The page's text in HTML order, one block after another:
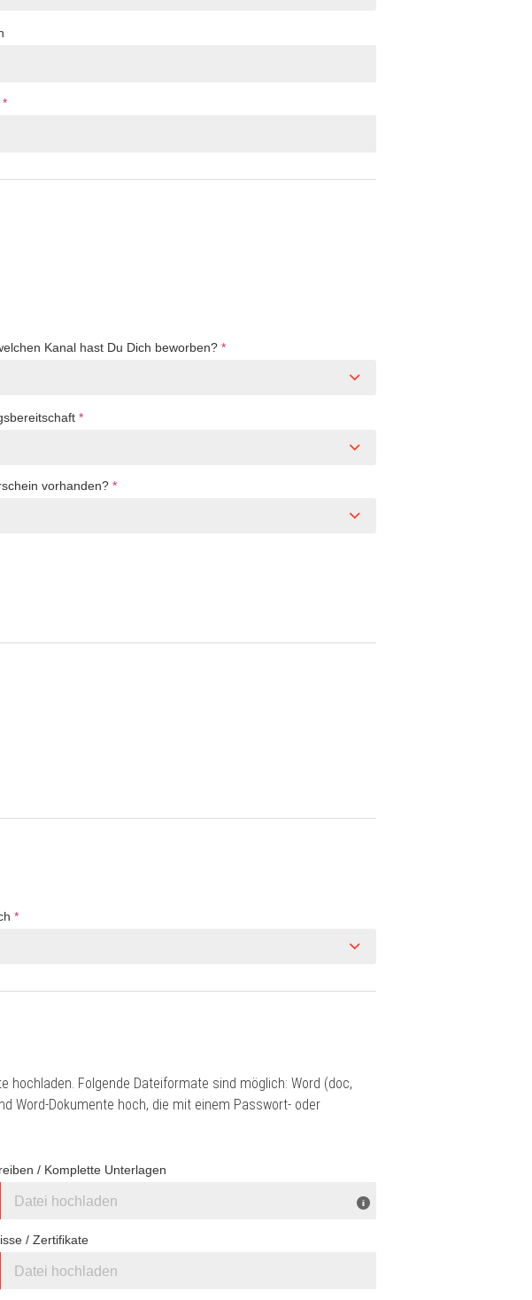
*
Kanal hast Du Dich beworben? *
*
vorhanden? *
*
hochladen. Folgende Dateiformate sind möglich: Word (doc,
Word-Dokumente hoch, die mit einem Passwort- oder
/ Komplette Unterlagen
Datei hochladen
/ Zertifikate
Datei hochladen